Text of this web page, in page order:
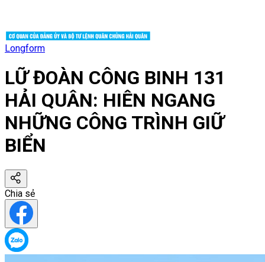
Longform
LỮ ĐOÀN CÔNG BINH 131
HẢI QUÂN: HIÊN NGANG
NHỮNG CÔNG TRÌNH GIỮ
BIỂN
Chia sẻ